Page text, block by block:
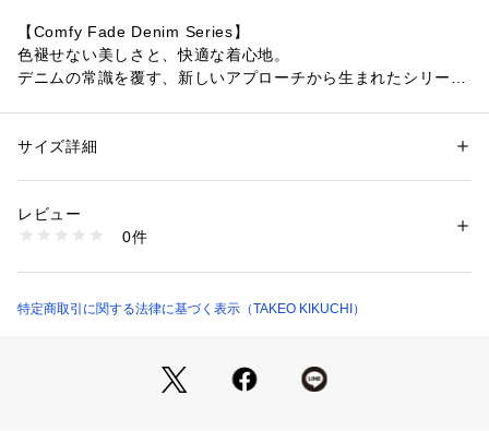
【Comfy Fade Denim Series】
色褪せない美しさと、快適な着心地。
デニムの常識を覆す、新しいアプローチから生まれたシリーズ
【素材】
その秘密は、特殊な染料（リアクティブ染料）の使用。
繊維の芯までしっかりと色が染まり、洗濯を繰り返しても鮮や
有のハリ感は残しつつも、長時間穿いていても疲れにくい、し
腰から裾にかけてストンと真っ直ぐに落ちる、ワイドストレー
性別：メンズ
素材：ブラック（019） コットン79％ ポリエステル16％ レーヨン5％
ス）16％
生産国：中国製
170-77102 （ショップ）
サイズ詳細
レビュー
0件
特定商取引に関する法律に基づく表示（TAKEO KIKUCHI）